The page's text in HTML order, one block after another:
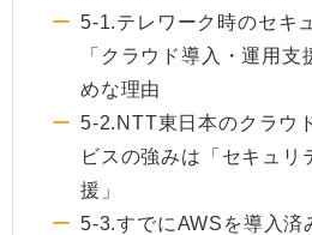
5-1.テレワーク時のセキ
「クラウド導入・運用
めな理由
5-2.NTT東日本のクラウ
ビスの強みは「セキュリ
援」
5-3.すでにAWSを導入済